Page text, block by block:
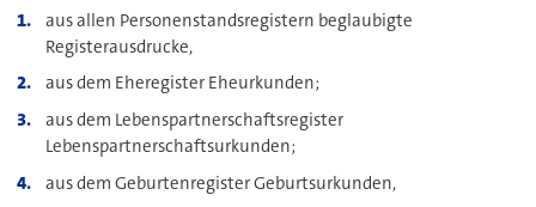
aus allen Personenstandsregistern beglaubigte
Registerausdrucke,
aus dem Eheregister Eheurkunden;
aus dem Lebenspartnerschaftsregister
Lebenspartnerschaftsurkunden;
aus dem Geburtenregister Geburtsurkunden,